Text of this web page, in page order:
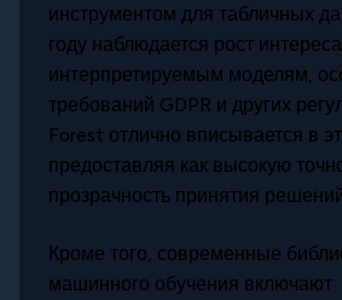
инструментом для табличных
году наблюдается рост
интерпретируемым моделям,
требований GDPR и других
Forest отлично вписывается в
предоставляя как высокую
прозрачность принятия
Кроме того, современные
машинного обучения включают